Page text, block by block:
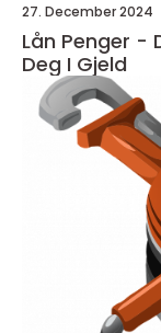
27. December 2024
Lån Penger -
Deg I Gjeld